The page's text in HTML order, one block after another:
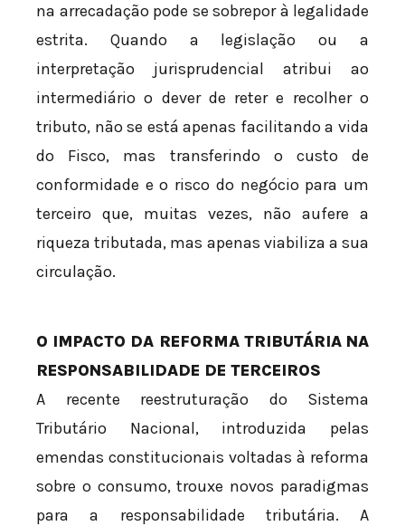
na arrecadação pode se sobrepor à legalidade
estrita. Quando a legislação ou a
interpretação jurisprudencial atribui ao
intermediário o dever de reter e recolher o
tributo, não se está apenas facilitando a vida
do Fisco, mas transferindo o custo de
conformidade e o risco do negócio para um
terceiro que, muitas vezes, não aufere a
riqueza tributada, mas apenas viabiliza a sua
circulação.
O IMPACTO DA REFORMA TRIBUTÁRIA NA
RESPONSABILIDADE DE TERCEIROS
A recente reestruturação do Sistema
Tributário Nacional, introduzida pelas
emendas constitucionais voltadas à reforma
sobre o consumo, trouxe novos paradigmas
para a responsabilidade tributária. A